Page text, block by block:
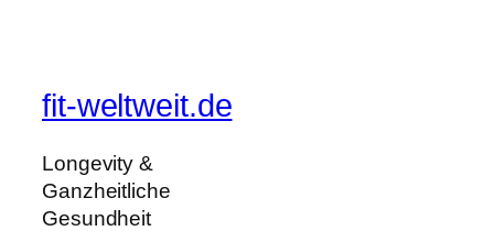
fit-weltweit.de
Longevity &
Ganzheitliche
Gesundheit